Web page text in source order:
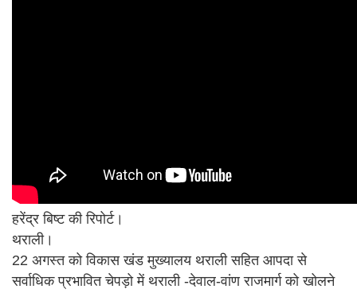
हरेंद्र बिष्ट की रिपोर्ट।
थराली।
22 अगस्त को विकास खंड मुख्यालय थराली सहित आपदा से
सर्वाधिक प्रभावित चेपड़ो में थराली -देवाल-वांण राजमार्ग को खोलने